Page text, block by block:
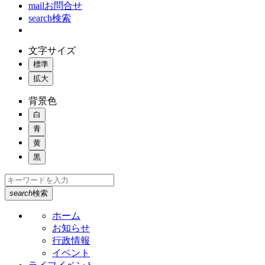
mailお問合せ
search検索
文字サイズ
標準
拡大
背景色
白
青
黄
黒
search検索
ホーム
お知らせ
行政情報
イベント